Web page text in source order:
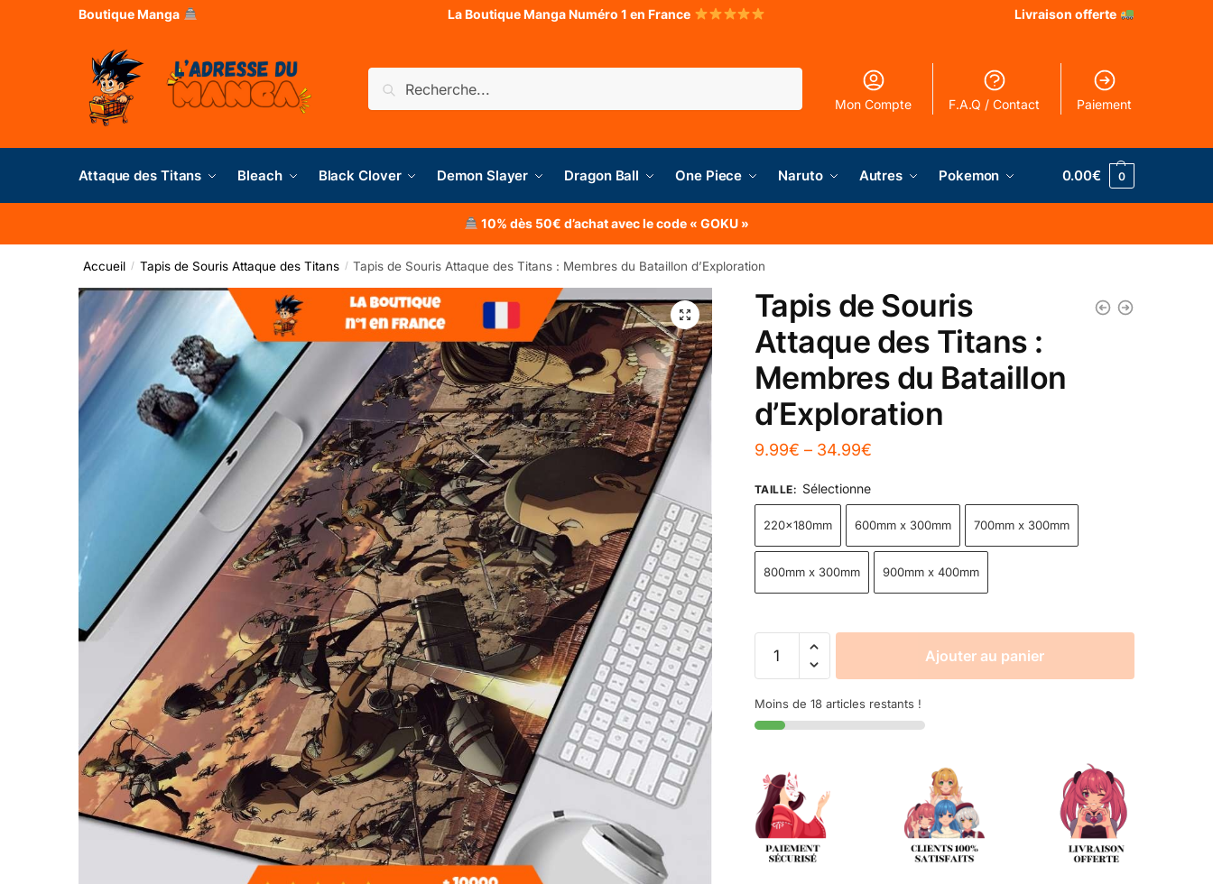
Boutique Manga La Boutique Manga Numéro 1 en France Livraison offerte
Mon Compte F.A.Q / Contact Paiement
Attaque des Titans Bleach Black Clover Demon Slayer Dragon Ball One Piece Naruto Autres Pokemon 0.00€ 0
10% dès 50€ d’achat avec le code « GOKU »
Accueil / Tapis de Souris Attaque des Titans / Tapis de Souris Attaque des Titans : Membres du Bataillon d’Exploration
Tapis de Souris
Attaque des Titans :
Membres du Bataillon
d’Exploration
9.99€ – 34.99€
TAILLE: Sélectionne
220x180mm 600mm x 300mm 700mm x 300mm
800mm x 300mm 900mm x 400mm
Ajouter au panier
Moins de 18 articles restants !